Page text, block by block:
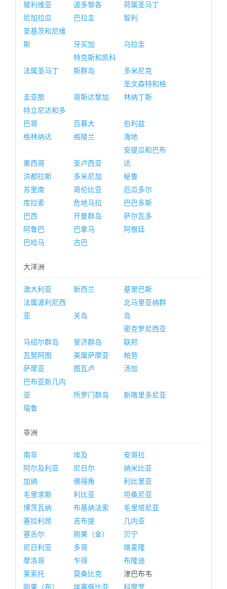
玻利维亚
波多黎各
荷属圣马丁
尼加拉瓜
巴拉圭
智利
圣基茨和尼维
斯
牙买加 乌拉圭
法属圣马丁
特克斯和凯科
斯群岛
多米尼克
圭亚那 哥斯达黎加
圣文森特和格
林纳丁斯
特立尼达和多
巴哥
百慕大
伯利兹
格林纳达
格陵兰 海地
墨西哥 圣卢西亚
安提瓜和巴布
达
洪都拉斯
多米尼加
秘鲁
苏里南
哥伦比亚
厄瓜多尔
库拉索
危地马拉
巴巴多斯
巴西
开曼群岛
萨尔瓦多
阿鲁巴
巴拿马
阿根廷
巴哈马
古巴
大洋洲
澳大利亚 新西兰
基里巴斯
法属波利尼西
亚
关岛
北马里亚纳群
岛
马绍尔群岛 斐济群岛
密克罗尼西亚
联邦
瓦努阿图
美属萨摩亚
帕劳
萨摩亚
图瓦卢
汤加
巴布亚新几内
亚
所罗门群岛
新喀里多尼亚
瑙鲁
非洲
南非 埃及
安哥拉
阿尔及利亚
尼日尔
纳米比亚
加纳
佛得角
利比里亚
毛里求斯
利比亚
坦桑尼亚
博茨瓦纳
布基纳法索
毛里塔尼亚
塞拉利昂
吉布提
几内亚
塞舌尔
刚果（金）
贝宁
尼日利亚
多哥
喀麦隆
摩洛哥
乍得
布隆迪
莱索托
莫桑比克
津巴布韦
刚果（布）
埃塞俄比亚 科摩罗